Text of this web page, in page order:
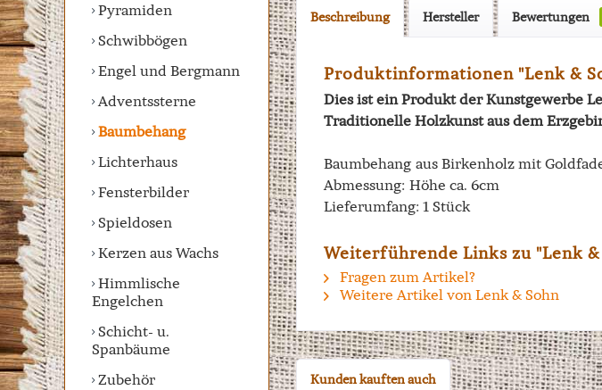
Pyramiden
Schwibbögen
Engel und Bergmann
Adventssterne
Baumbehang
Lichterhaus
Fensterbilder
Spieldosen
Kerzen aus Wachs
Himmlische
Engelchen
Schicht- u.
Spanbäume
Zubehör
Beschreibung Hersteller Bewertungen
Produktinformationen "Lenk &
Dies ist ein Produkt der Kunstgewerbe
Traditionelle Holzkunst aus dem
Baumbehang aus Birkenholz mit
Abmessung: Höhe ca. 6cm
Lieferumfang: 1 Stück
Weiterführende Links zu "Lenk
Fragen zum Artikel?
Weitere Artikel von Lenk & Sohn
Kunden kauften auch